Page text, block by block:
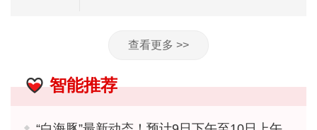
查看更多 >>
智能推荐